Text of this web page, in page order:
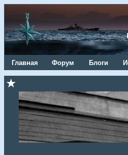
Главная Форум Блоги
★